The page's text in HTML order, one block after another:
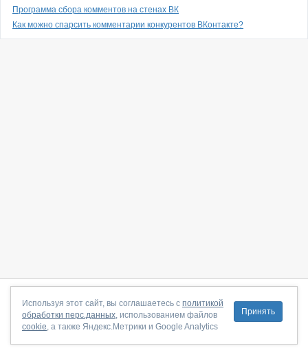
Программа сбора комментов на стенах ВК
Как можно спарсить комментарии конкурентов ВКонтакте?
О сайте|С чего начать|Контакты|Партнёрская программа
Договор-оферта|Политика конфиденциальности
Правила пользования
Принять
Используя этот сайт, вы соглашаетесь с политикой
обработки перс.данных, использованием файлов
cookie, а также Яндекс.Метрики и Google Analytics